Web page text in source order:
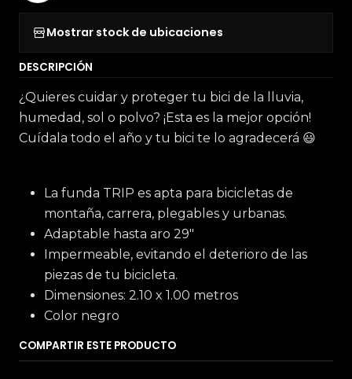
Mostrar stock de ubicaciones
DESCRIPCIÓN
¿Quieres cuidar y proteger tu bici de la lluvia,
humedad, sol o polvo? ¡Esta es la mejor opción!
Cuídala todo el año y tu bici te lo agradecerá 😃
La funda TRIP es apta para bicicletas de
montaña, carrera, plegables y urbanas.
Adaptable hasta aro 29"
Impermeable, evitando el deterioro de las
piezas de tu bicicleta.
Dimensiones: 2.10 x 1.00 metros
Color negro
COMPARTIR ESTE PRODUCTO